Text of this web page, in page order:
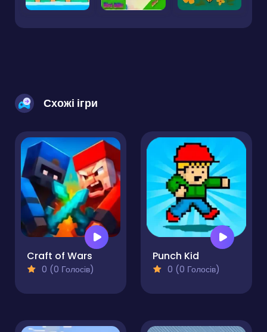
Схожі ігри
Craft of Wars
0 (0 Голосів)
Punch Kid
0 (0 Голосів)